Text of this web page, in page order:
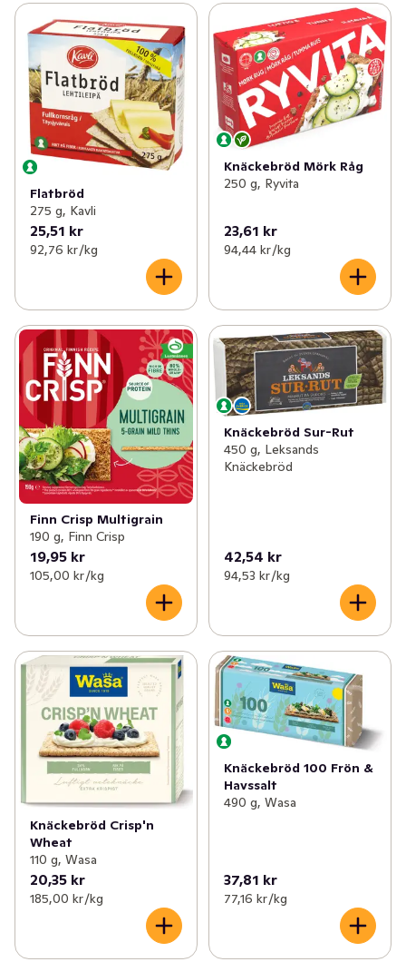
Flatbröd
275 g, Kavli
25,51 kr
92,76 kr /kg
Knäckebröd Mörk Råg
250 g, Ryvita
23,61 kr
94,44 kr /kg
Finn Crisp Multigrain
190 g, Finn Crisp
19,95 kr
105,00 kr /kg
Knäckebröd Sur-Rut
450 g, Leksands
Knäckebröd
42,54 kr
94,53 kr /kg
Knäckebröd Crisp'n
Wheat
110 g, Wasa
20,35 kr
185,00 kr /kg
Knäckebröd 100 Frön &
Havssalt
490 g, Wasa
37,81 kr
77,16 kr /kg